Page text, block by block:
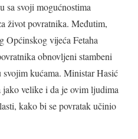
sa svoji mogućnostima
život povratnika. Međutim,
Općinskog vijeća Fetaha
obnovljeni stambeni
kućama. Ministar Hasić
jako velike i da je ovim ljudima
kako bi se povratak učinio